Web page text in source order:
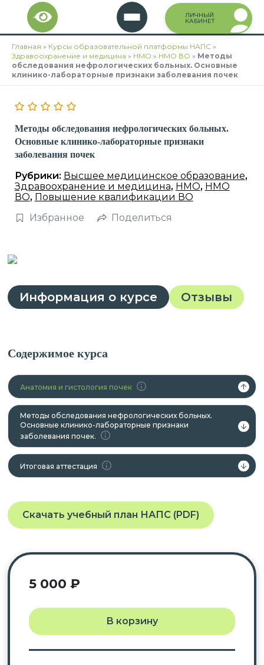
Перейти
содержимому
ЛИЧНЫЙ
КАБИНЕТ
Главная » Курсы образовательной платформы НАПС »
Здравоохранение и медицина » НМО » НМО ВО » Методы
обследования нефрологических больных. Основные
клинико-лабораторные признаки заболевания почек
Методы обследования нефрологических больных.
Основные клинико-лабораторные признаки
заболевания почек
Рубрики: Высшее медицинское образование,
Здравоохранение и медицина, НМО, НМО
ВО, Повышение квалификации ВО
Избранное
Поделиться
Информация о курсе Отзывы
Содержимое курса
Анатомия и гистология почек
Методы обследования нефрологических больных.
Основные клинико-лабораторные признаки
заболевания почек.
Итоговая аттестация
Скачать учебный план НАПС (PDF)
5 000 ₽
В корзину